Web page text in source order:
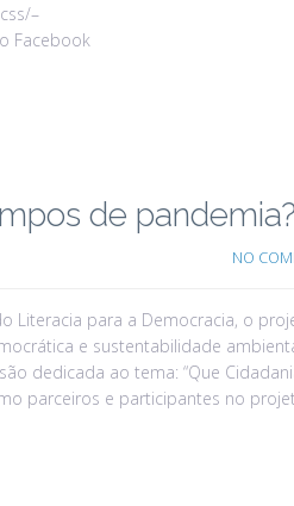
–
Facebook
de
NO
Literacia para a Democracia, o
e sustentabilidade
dedicada ao tema: “Que
parceiros e participantes no